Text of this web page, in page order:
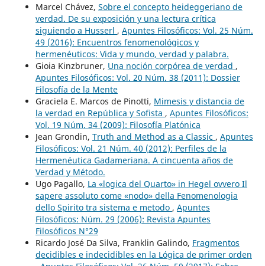
Marcel Chávez, Sobre el concepto heideggeriano de
verdad. De su exposición y una lectura crítica
siguiendo a Husserl , Apuntes Filosóficos: Vol. 25 Núm.
49 (2016): Encuentros fenomenológicos y
hermenéuticos: Vida y mundo, verdad y palabra.
Gioia Kinzbruner, Una noción corpórea de verdad ,
Apuntes Filosóficos: Vol. 20 Núm. 38 (2011): Dossier
Filosofía de la Mente
Graciela E. Marcos de Pinotti, Mimesis y distancia de
la verdad en República y Sofista , Apuntes Filosóficos:
Vol. 19 Núm. 34 (2009): Filosofía Platónica
Jean Grondin, Truth and Method as a Classic , Apuntes
Filosóficos: Vol. 21 Núm. 40 (2012): Perfiles de la
Hermenéutica Gadameriana. A cincuenta años de
Verdad y Método.
Ugo Pagallo, La «logica del Quarto» in Hegel ovvero Il
sapere assoluto come «nodo» della Fenomenologia
dello Spirito tra sistema e metodo , Apuntes
Filosóficos: Núm. 29 (2006): Revista Apuntes
Filosóficos N°29
Ricardo José Da Silva, Franklin Galindo, Fragmentos
decidibles e indecidibles en la Lógica de primer orden